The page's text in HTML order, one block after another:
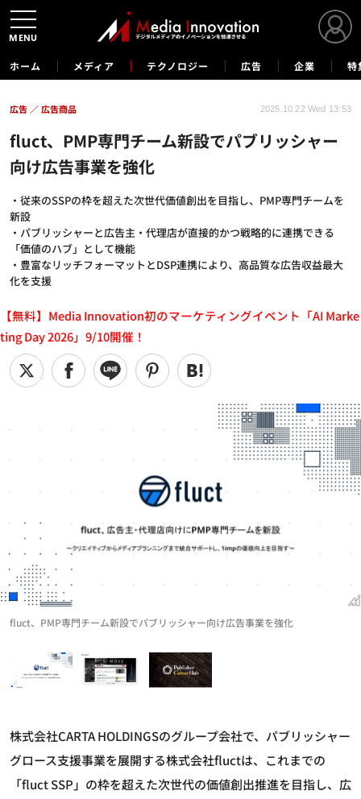
ホーム メディア テクノロジー 広告 企業 特
fluct、PMP専門チーム新設でパブリッシャー
向け広告事業を強化
・従来のSSPの枠を超えた次世代価値創出を目指し、PMP専門チームを
新設
・パブリッシャーと広告主・代理店が直接的かつ戦略的に連携できる
「価値のハブ」として機能
・豊富なリッチフォーマットとDSP連携により、高品質な広告収益最大
化を支援
広告 広告商品 2025.10.22 Wed 13:53
【無料】Media Innovation初のマーケティングイベント「AI Marke
ting Day 2026」9/10開催！
fluct、PMP専門チーム新設でパブリッシャー向け広告事業を強化
株式会社CARTA HOLDINGSのグループ会社で、パブリッシャー
グロース支援事業を展開する株式会社fluctは、これまでの
「fluct SSP」の枠を超えた次世代の価値創出推進を目指し、広
MENU